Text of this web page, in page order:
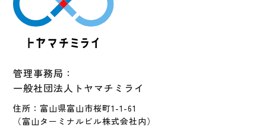
管理事務局：
一般社団法人トヤマチミライ
住所：富山県富山市桜町1-1-61
（富山ターミナルビル株式会社内）